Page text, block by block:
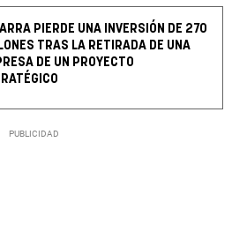
PIERDE UNA INVERSIÓN DE 270
TRAS LA RETIRADA DE UNA
DE UN PROYECTO